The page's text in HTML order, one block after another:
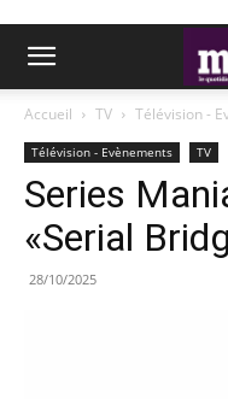
Accueil TV Télévision -
Télévision - Evènements TV
Series
«Serial
28/10/2025